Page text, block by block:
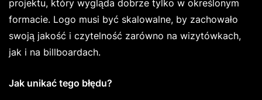
projektu, który wygląda dobrze tylko w określonym
formacie. Logo musi być skalowalne, by zachowało
swoją jakość i czytelność zarówno na wizytówkach,
jak i na billboardach.
Jak unikać tego błędu?